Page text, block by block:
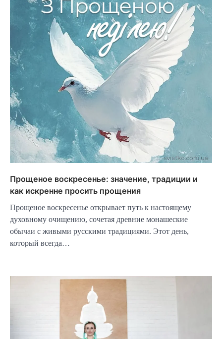
Прощеное воскресенье: значение, традиции и
как искренне просить прощения
Прощеное воскресенье открывает путь к настоящему
духовному очищению, сочетая древние монашеские
обычаи с живыми русскими традициями. Этот день,
который всегда…